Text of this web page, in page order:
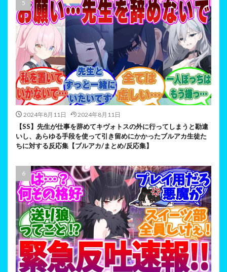
2024年8月11日 2024年8月11日
【SS】先生が仕事を辞めてキヴォトスの外に行ってしまうと勘違
いし、あらゆる手段を使って引き留めにかかったブルアカ生徒た
ちに対する反応集【ブルアカ/まとめ/反応集】